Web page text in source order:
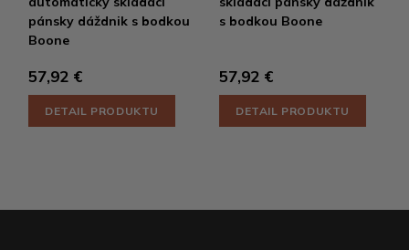
pánsky dáždnik s bodkou
Boone
57,92 €
DETAIL PRODUKTU
s bodkou Boone
57,92 €
DETAIL PRODUKTU